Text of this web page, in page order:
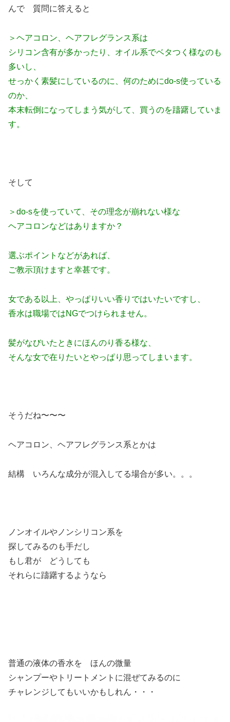
んで 質問に答えると
＞ヘアコロン、ヘアフレグランス系は
シリコン含有が多かったり、オイル系でベタつく様なのも
多いし、
せっかく素髪にしているのに、何のためにdo-s使っている
のか、
本末転倒になってしまう気がして、買うのを躊躇していま
す。
そして
＞do-sを使っていて、その理念が崩れない様な
ヘアコロンなどはありますか？
選ぶポイントなどがあれば、
ご教示頂けますと幸甚です。
女である以上、やっぱりいい香りではいたいですし、
香水は職場ではNGでつけられません。
髪がなびいたときにほんのり香る様な、
そんな女で在りたいとやっぱり思ってしまいます。
そうだね〜〜〜
ヘアコロン、ヘアフレグランス系とかは
結構 いろんな成分が混入してる場合が多い。。。
ノンオイルやノンシリコン系を
探してみるのも手だし
もし君が どうしても
それらに躊躇するようなら
普通の液体の香水を ほんの微量
シャンプーやトリートメントに混ぜてみるのに
チャレンジしてもいいかもしれん・・・